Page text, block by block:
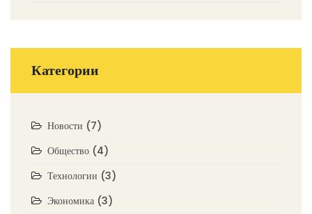
Категории
Новости (7)
Общество (4)
Технологии (3)
Экономика (3)